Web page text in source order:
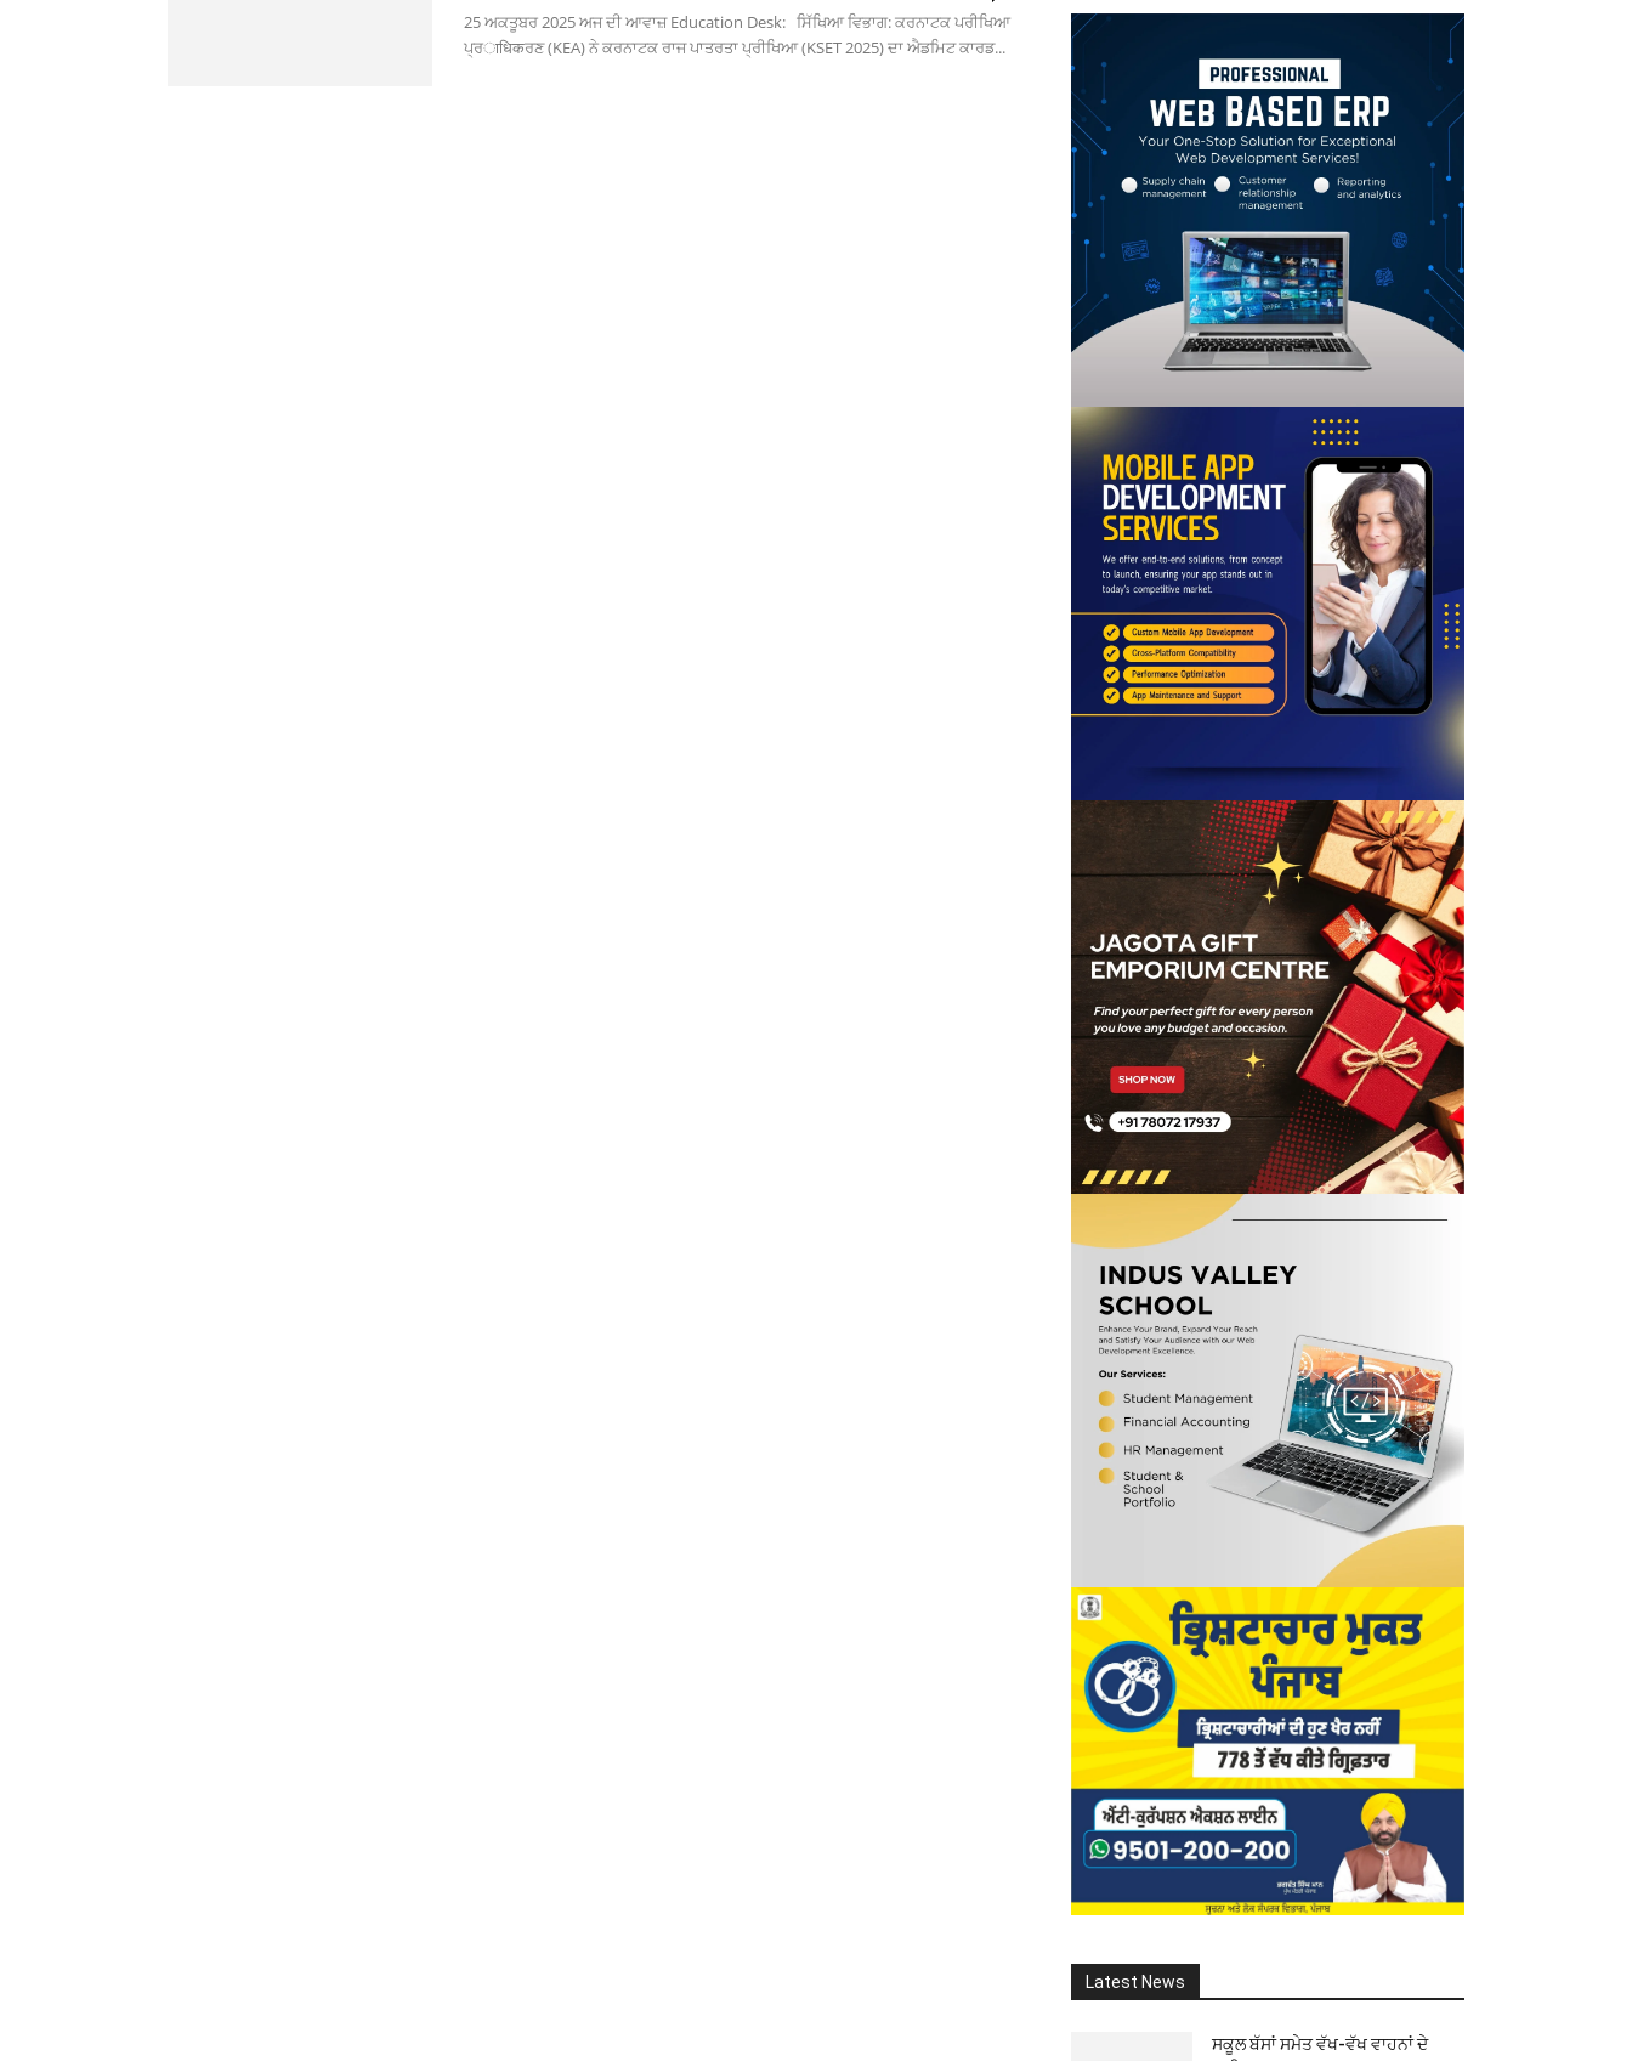
25 ਅਕਤੂਬਰ 2025 ਅਜ ਦੀ ਆਵਾਜ਼ Education Desk: ਸਿੱਖਿਆ ਵਿਭਾਗ: ਕਰਨਾਟਕ ਪਰੀਖਿਆ
ਪ੍ਰाधिकਰਣ (KEA) ਨੇ ਕਰਨਾਟਕ ਰਾਜ ਪਾਤਰਤਾ ਪ੍ਰੀਖਿਆ (KSET 2025) ਦਾ ਐਡਮਿਟ ਕਾਰਡ...
Latest News
ਸਕੂਲ ਬੱਸਾਂ ਸਮੇਤ ਵੱਖ-ਵੱਖ ਵਾਹਨਾਂ ਦੇ